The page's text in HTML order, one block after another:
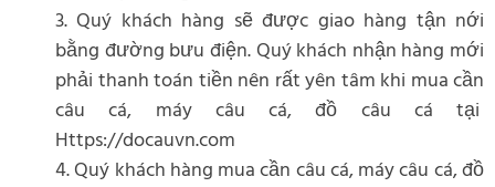
3. Quý khách hàng sẽ được giao hàng tận nới
bằng đường bưu điện. Quý khách nhận hàng mới
phải thanh toán tiền nên rất yên tâm khi mua cần
câu cá, máy câu cá, đồ câu cá tại
Https://docauvn.com
4. Quý khách hàng mua cần câu cá, máy câu cá, đồ